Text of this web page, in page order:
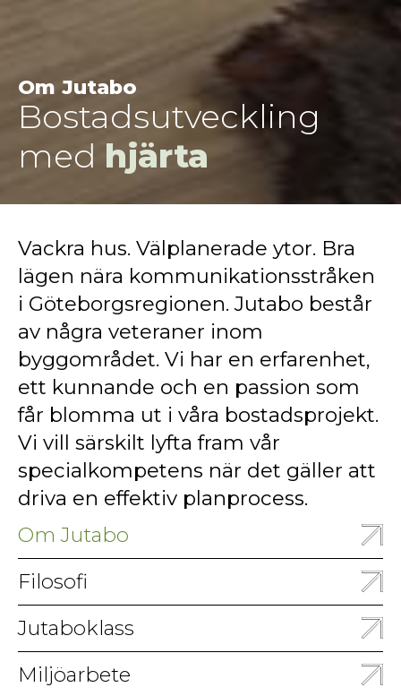
Om Jutabo
Bostadsutveckling
med hjärta
Vackra hus. Välplanerade ytor. Bra
lägen nära kommunikationsstråken
i Göteborgsregionen. Jutabo består
av några veteraner inom
byggområdet. Vi har en erfarenhet,
ett kunnande och en passion som
får blomma ut i våra bostadsprojekt.
Vi vill särskilt lyfta fram vår
specialkompetens när det gäller att
driva en effektiv planprocess.
Om Jutabo
Filosofi
Jutaboklass
Miljöarbete